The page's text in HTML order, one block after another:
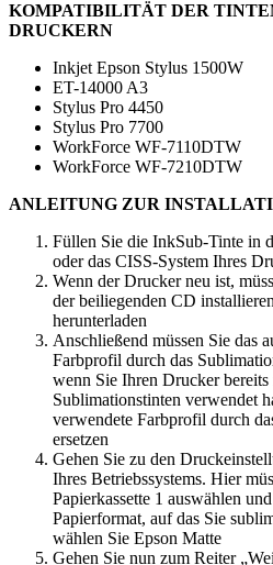
KOMPATIBILITÄT DER
DRUCKERN
Inkjet Epson Stylus 1500W
ET-14000 A3
Stylus Pro 4450
Stylus Pro 7700
WorkForce WF-7110DTW
WorkForce WF-7210DTW
ANLEITUNG ZUR
Füllen Sie die InkSub-Tinte in
oder das CISS-System Ihres
Wenn der Drucker neu ist,
der beiliegenden CD
herunterladen
Anschließend müssen Sie das
Farbprofil durch das
wenn Sie Ihren Drucker bereits
Sublimationstinten verwendet
verwendete Farbprofil durch
ersetzen
Gehen Sie zu den
Ihres Betriebssystems. Hier
Papierkassette 1 auswählen
Papierformat, auf das Sie
wählen Sie Epson Matte
Gehen Sie nun zum Reiter